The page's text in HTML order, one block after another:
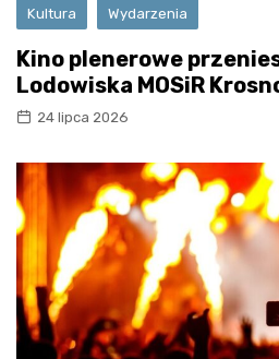
Kultura Wydarzenia
Kino plenerowe
Lodowiska MOSiR
24 lipca 2026